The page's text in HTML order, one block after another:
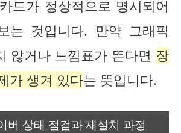
드가 정상적으로 명시되어
는 것입니다. 만약 그래픽
않거나 느낌표가 뜬다면 장
가 생겨 있다는 뜻입니다.
버 상태 점검과 재설치 과정